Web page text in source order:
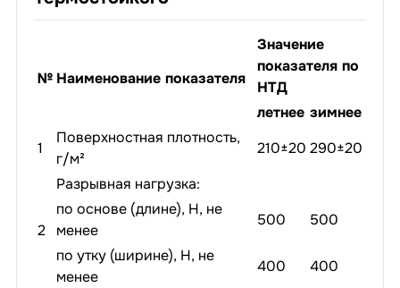
№ Наименование показателя
Значение
показателя по
НТД
летнее зимнее
1
Поверхностная плотность,
г/м²
210±20 290±20
2
Разрывная нагрузка:
по основе (длине), Н, не
менее
500
500
по утку (ширине), Н, не
менее
400 400